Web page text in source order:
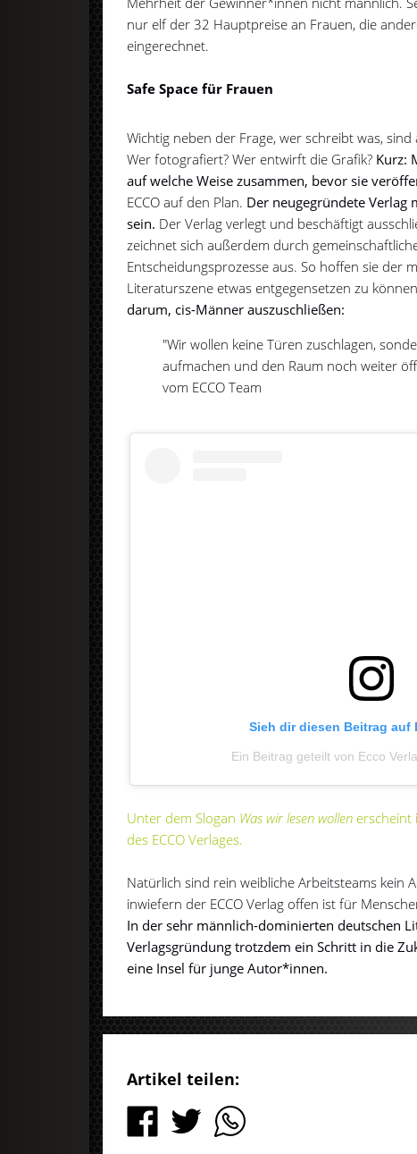
nur elf der 32 Hauptpreise an Frauen, die
eingerechnet.
Safe Space für Frauen
Wichtig neben der Frage, wer schreibt was,
Wer fotografiert? Wer entwirft die Grafik? Kurz:
auf welche Weise zusammen, bevor sie
ECCO auf den Plan. Der neugegründete Verlag
sein. Der Verlag verlegt und beschäftigt
zeichnet sich außerdem durch
Entscheidungsprozesse aus. So hoffen sie der
Literaturszene etwas entgegensetzen zu
darum, cis-Männer auszuschließen:
"Wir wollen keine Türen zuschlagen,
aufmachen und den Raum noch weiter
vom ECCO Team
Sieh dir diesen Beitrag auf
Ein Beitrag geteilt von Ecco
Unter dem Slogan Was wir lesen wollen erscheint
des ECCO Verlages.
Natürlich sind rein weibliche Arbeitsteams kein
inwiefern der ECCO Verlag offen ist für
In der sehr männlich-dominierten deutschen
Verlagsgründung trotzdem ein Schritt in die
eine Insel für junge Autor*innen.
Artikel teilen: